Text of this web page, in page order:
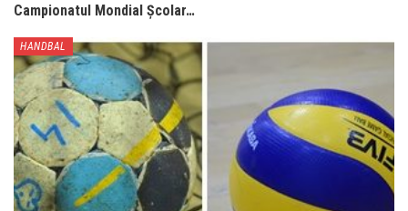
Campionatul Mondial Școlar…
HANDBAL